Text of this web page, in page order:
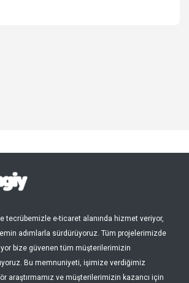
tecrübemizle e-ticaret alanında hizmet veriyor,
emin adımlarla sürdürüyoruz. Tüm projelerimizde
bize güvenen tüm müşterilerimizin
Bu memnuniyeti, işimize verdiğimiz
araştırmamız ve müşterilerimizin kazancı için